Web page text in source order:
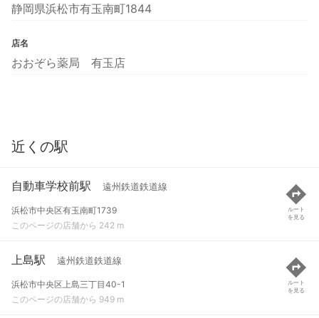
静岡県浜松市有玉南町1844
店名
おおぞら薬局 有玉店
近くの駅
自動車学校前駅 遠州鉄道鉄道線
浜松市中央区有玉南町1739
このページの店舗から 242 m
ルート
を見る
上島駅 遠州鉄道鉄道線
浜松市中央区上島三丁目40-1
このページの店舗から 949 m
ルート
を見る